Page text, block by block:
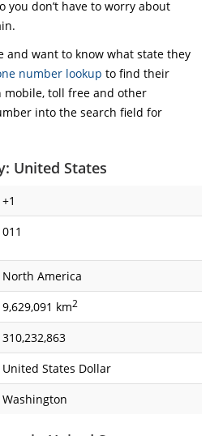
you don’t have to worry about
and want to know what state they
number lookup to find their
mobile, toll free and other
into the search field for
United States
+1
011
North America
9,629,091 km2
310,232,863
United States Dollar
Washington